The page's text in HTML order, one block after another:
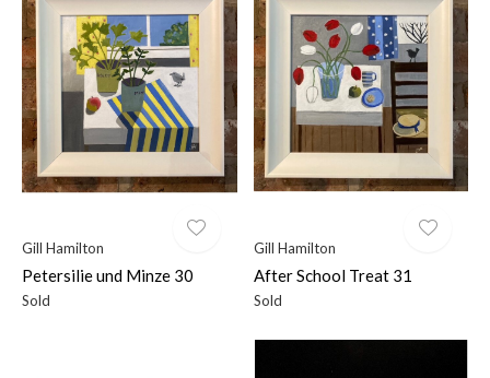
Gill Hamilton
Petersilie und Minze 30
Sold
Gill Hamilton
After School Treat 31
Sold